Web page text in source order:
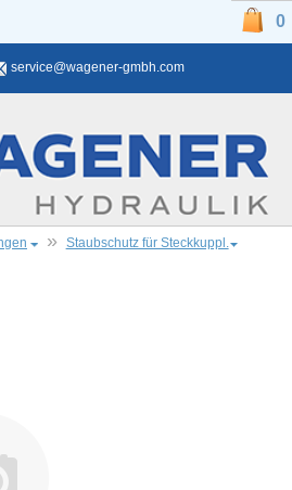
service@wagener-gmbh.com
0
Staubschutz für Steckkuppl.